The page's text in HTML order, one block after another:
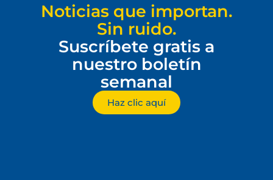
Noticias que importan.
Sin ruido.
Suscríbete gratis a
nuestro boletín
semanal
Haz clic aquí